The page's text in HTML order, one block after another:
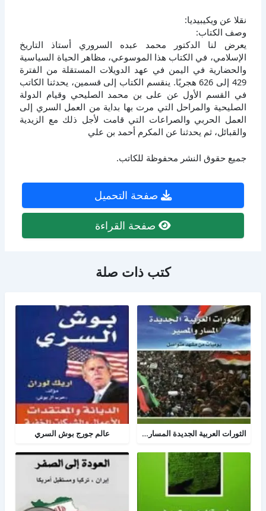
نقلا عن ويكيبيديا:
وصف الكتاب:
يعرض لنا الدكتور محمد عبده السروري أستاذ التاريخ
الإسلامي، في الكتاب هذا الموسوعي، مظاهر الحياة السياسية
والحضارية في اليمن في عهد الدويلات المستقلة من الفترة
429 إلى 626 هجريًا. ينقسم الكتاب إلى قسمين، يحدثنا الكاتب
في القسم الأول عن على بن محمد الصليحي وقيام الدولة
الصليحية والمراحل التي مرت بها بداية من العمل السري إلى
العمل الحربي والصراعات التي قامت لأجل ذلك مع الزيدية
والقبائل، ثم يحدثنا عن المكرم أحمد بن علي
جميع حقوق النشر محفوظة للكاتب.
صفحة التحميل
صفحة القراءة
كتب ذات صلة
الثورات العربية الجديدة المسار والمصير عالم جورج بوش السري